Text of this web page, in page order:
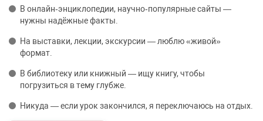
В онлайн‑энциклопедии, научно‑популярные сайты —
нужны надёжные факты.
На выставки, лекции, экскурсии — люблю «живой»
формат.
В библиотеку или книжный — ищу книгу, чтобы
погрузиться в тему глубже.
Никуда — если урок закончился, я переключаюсь на отдых.